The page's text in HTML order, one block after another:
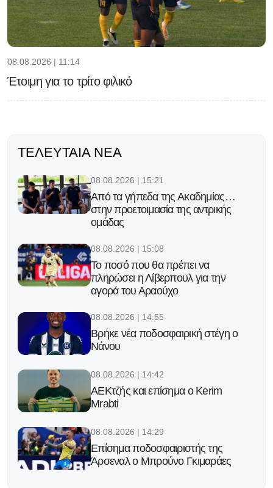
08.08.2026 | 11:14
Έτοιμη για το τρίτο φιλικό
ΤΕΛΕΥΤΑΊΑ ΝΈΑ
08.08.2026 | 15:21
Από τα γήπεδα της Ακαδημίας…
στην προετοιμασία της αντρικής
ομάδας
08.08.2026 | 15:08
Το ποσό που θα πρέπει να
πληρώσει η Λίβερπουλ για την
αγορά του Αραούχο
08.08.2026 | 14:55
Βρήκε νέα ποδοσφαιρική στέγη ο
Νάνου
08.08.2026 | 14:42
ΑΕΚτζής και επίσημα ο Kerim
Mrabti
08.08.2026 | 14:29
Επίσημα ποδοσφαιριστής της
Άρσεναλ ο Μπρούνο Γκιμαράες